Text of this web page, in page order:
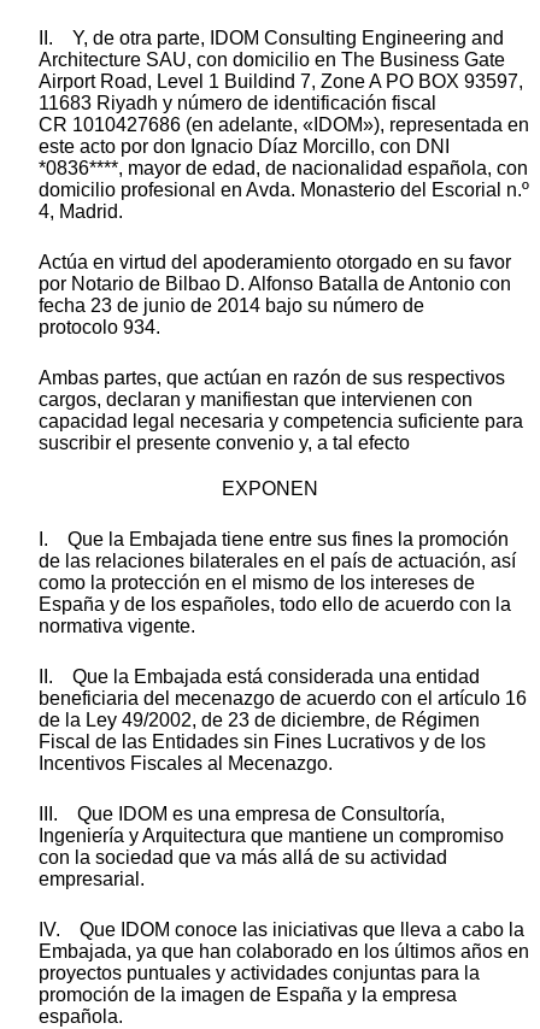
II. Y, de otra parte, IDOM Consulting Engineering and
Architecture SAU, con domicilio en The Business Gate
Airport Road, Level 1 Buildind 7, Zone A PO BOX 93597,
11683 Riyadh y número de identificación fiscal
CR 1010427686 (en adelante, «IDOM»), representada en
este acto por don Ignacio Díaz Morcillo, con DNI
*0836****, mayor de edad, de nacionalidad española, con
domicilio profesional en Avda. Monasterio del Escorial n.º
4, Madrid.
Actúa en virtud del apoderamiento otorgado en su favor
por Notario de Bilbao D. Alfonso Batalla de Antonio con
fecha 23 de junio de 2014 bajo su número de
protocolo 934.
Ambas partes, que actúan en razón de sus respectivos
cargos, declaran y manifiestan que intervienen con
capacidad legal necesaria y competencia suficiente para
suscribir el presente convenio y, a tal efecto
EXPONEN
I. Que la Embajada tiene entre sus fines la promoción
de las relaciones bilaterales en el país de actuación, así
como la protección en el mismo de los intereses de
España y de los españoles, todo ello de acuerdo con la
normativa vigente.
II. Que la Embajada está considerada una entidad
beneficiaria del mecenazgo de acuerdo con el artículo 16
de la Ley 49/2002, de 23 de diciembre, de Régimen
Fiscal de las Entidades sin Fines Lucrativos y de los
Incentivos Fiscales al Mecenazgo.
III. Que IDOM es una empresa de Consultoría,
Ingeniería y Arquitectura que mantiene un compromiso
con la sociedad que va más allá de su actividad
empresarial.
IV. Que IDOM conoce las iniciativas que lleva a cabo la
Embajada, ya que han colaborado en los últimos años en
proyectos puntuales y actividades conjuntas para la
promoción de la imagen de España y la empresa
española.